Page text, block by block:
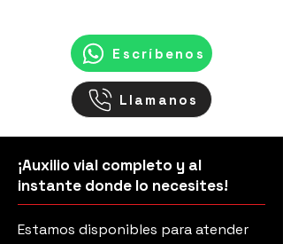
Escríbenos
Llamanos
¡Auxilio vial completo y al
instante donde lo necesites!
Estamos disponibles para atender